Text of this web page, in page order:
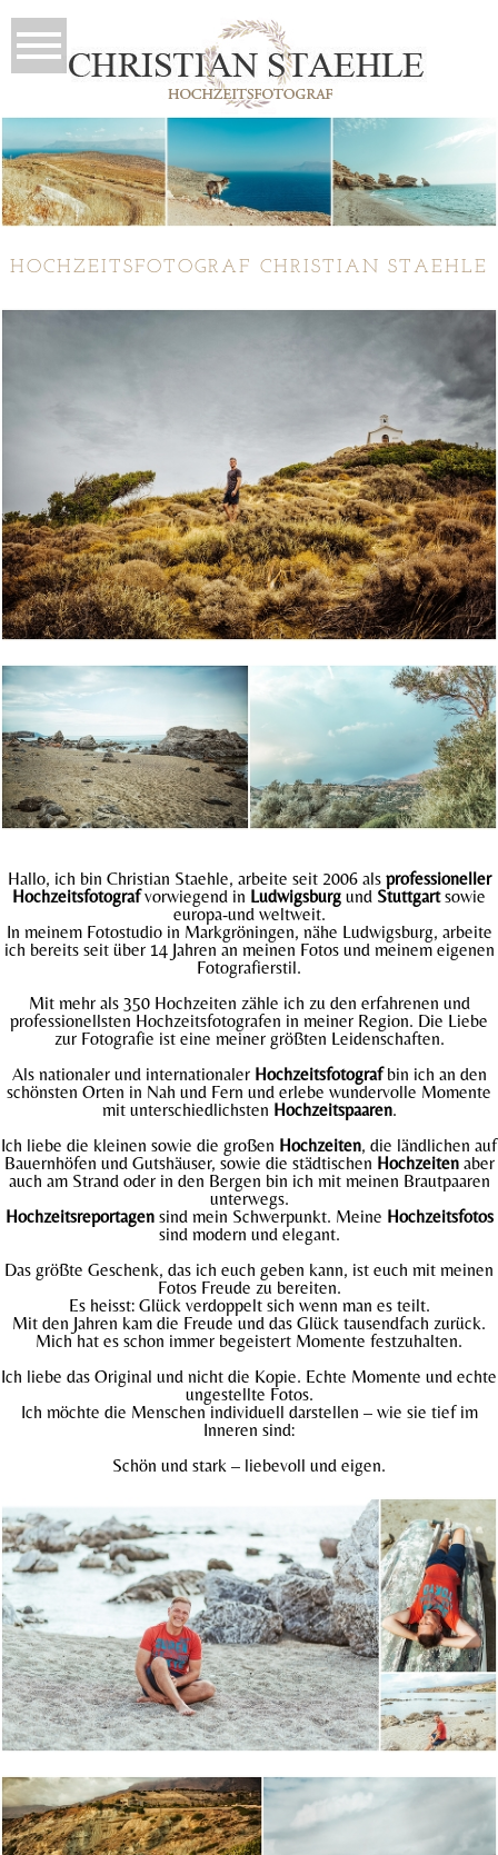
HOCHZEITSFOTOGRAF CHRISTIAN STAEHLE
Hallo, ich bin Christian Staehle, arbeite seit 2006 als professioneller
Hochzeitsfotografvorwiegend in Ludwigsburg und Stuttgartsowie
europa-und weltweit.
In meinem Fotostudio in Markgröningen, nähe Ludwigsburg, arbeite
ich bereits seit über 14 Jahren an meinen Fotos und meinem eigenen
Fotografierstil.
Mit mehr als 350 Hochzeiten zähle ich zu den erfahrenen und
professionellsten Hochzeitsfotografen in meiner Region. Die Liebe
zur Fotografie ist eine meiner größten Leidenschaften.
Als nationaler und internationaler Hochzeitsfotografbin ich an den
schönsten Orten in Nah und Fern und erlebe wundervolle Momente
mit unterschiedlichsten Hochzeitspaaren.
Ich liebe die kleinen sowie die großen Hochzeiten, die ländlichen auf
Bauernhöfen und Gutshäuser, sowie die städtischen Hochzeitenaber
auch am Strand oder in den Bergen bin ich mit meinen Brautpaaren
unterwegs.
Hochzeitsreportagensind mein Schwerpunkt. Meine Hochzeitsfotos
sind modern und elegant.
Das größte Geschenk, das ich euch geben kann, ist euch mit meinen
Fotos Freude zu bereiten.
Es heisst: Glück verdoppelt sich wenn man es teilt.
Mit den Jahren kam die Freude und das Glück tausendfach zurück.
Mich hat es schon immer begeistert Momente festzuhalten.
Ich liebe das Original und nicht die Kopie. Echte Momente und echte
ungestellte Fotos.
Ich möchte die Menschen individuell darstellen – wie sie tief im
Inneren sind:
Schön und stark – liebevoll und eigen.